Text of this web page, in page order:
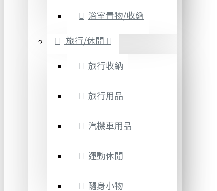
浴室置物/收納
旅行/休閒
旅行收納
旅行用品
汽機車用品
運動休閒
隨身小物